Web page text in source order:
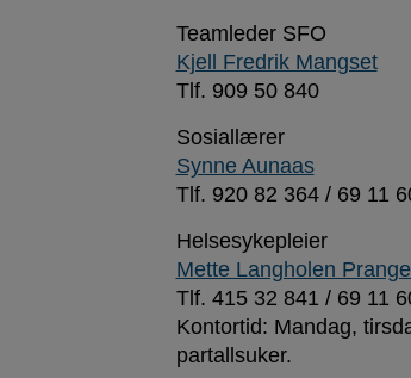
Teamleder SFO
Kjell Fredrik Mangset
Tlf. 909 50 840
Sosiallærer
Synne Aunaas
Tlf. 920 82 364 / 69 11
Helsesykepleier
Mette Langholen
Tlf. 415 32 841 / 69 11
Kontortid: Mandag,
partallsuker.